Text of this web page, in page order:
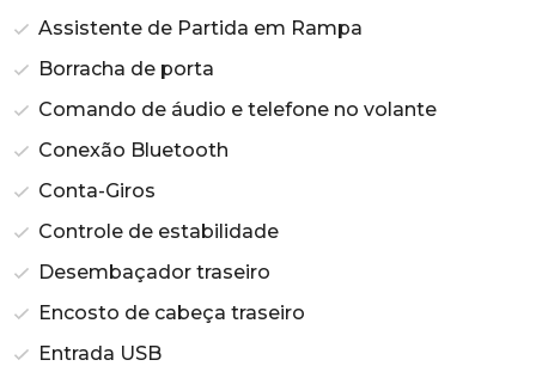
Assistente de Partida em Rampa
Borracha de porta
Comando de áudio e telefone no volante
Conexão Bluetooth
Conta-Giros
Controle de estabilidade
Desembaçador traseiro
Encosto de cabeça traseiro
Entrada USB